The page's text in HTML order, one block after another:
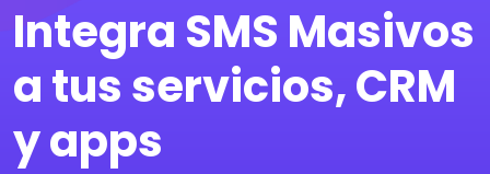
Integra SMS Masivos
a tus servicios, CRM
y apps